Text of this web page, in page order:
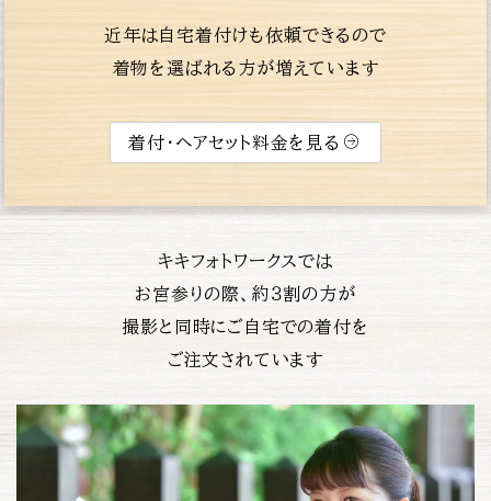
近年は自宅着付けも依頼できるので
着物を選ばれる方が増えています
着付・ヘアセット料金を見る
キキフォトワークスでは
お宮参りの際、約３割の方が
撮影と同時にご自宅での着付を
ご注文されています